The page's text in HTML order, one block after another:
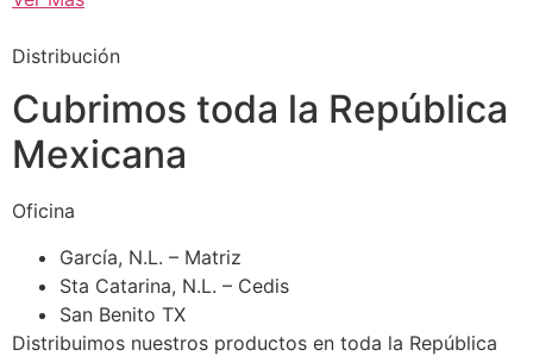
Distribución
Cubrimos toda la República
Mexicana
Oficina
García, N.L. – Matriz
Sta Catarina, N.L. – Cedis
San Benito TX
Distribuimos nuestros productos en toda la República